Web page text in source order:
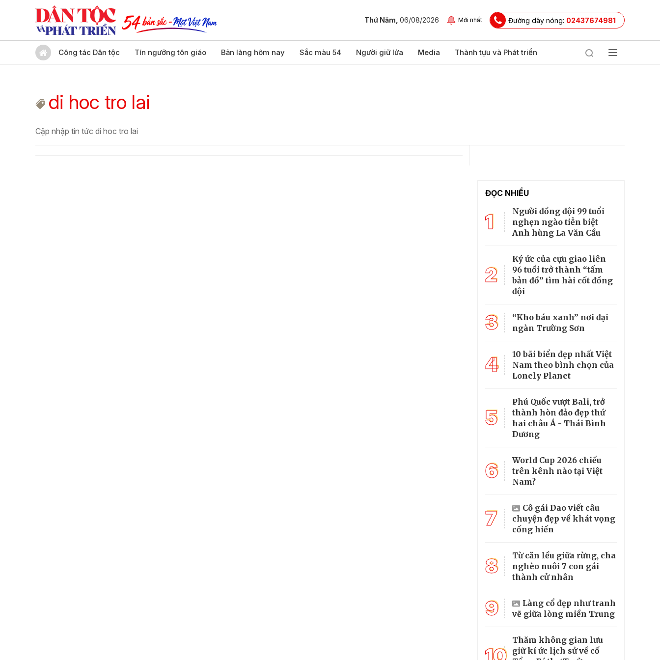
Thứ Năm, 06/08/2026 Mới nhất Đường dây nóng: 02437674981
Công tác Dân tộc Tín ngưỡng tôn giáo Bản làng hôm nay Sắc màu 54 Người giữ lửa Media Thành tựu và Phát triển
di hoc tro lai
Cập nhập tin tức di hoc tro lai
ĐỌC NHIỀU
1
Người đồng đội 99 tuổi
nghẹn ngào tiễn biệt
Anh hùng La Văn Cầu
2
Ký ức của cựu giao liên
96 tuổi trở thành “tấm
bản đồ” tìm hài cốt đồng
đội
3
“Kho báu xanh” nơi đại
ngàn Trường Sơn
4
10 bãi biển đẹp nhất Việt
Nam theo bình chọn của
Lonely Planet
5
Phú Quốc vượt Bali, trở
thành hòn đảo đẹp thứ
hai châu Á - Thái Bình
Dương
6
World Cup 2026 chiếu
trên kênh nào tại Việt
Nam?
7
Cô gái Dao viết câu
chuyện đẹp về khát vọng
cống hiến
8
Từ căn lều giữa rừng, cha
nghèo nuôi 7 con gái
thành cử nhân
9
Làng cổ đẹp như tranh
vẽ giữa lòng miền Trung
Thăm không gian lưu
giữ kí ức lịch sử về cố